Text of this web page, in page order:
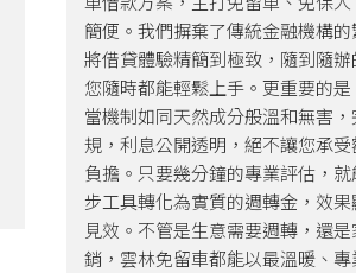
簡便。我們摒棄了傳統金融機構的
將借貸體驗精簡到極致，隨到隨
您隨時都能輕鬆上手。更重要的
當機制如同天然成分般溫和無害
規，利息公開透明，絕不讓您承
負擔。只要幾分鐘的專業評估，
步工具轉化為實質的週轉金，效
見效。不管是生意需要週轉，還
銷，雲林免留車都能以最溫暖、專